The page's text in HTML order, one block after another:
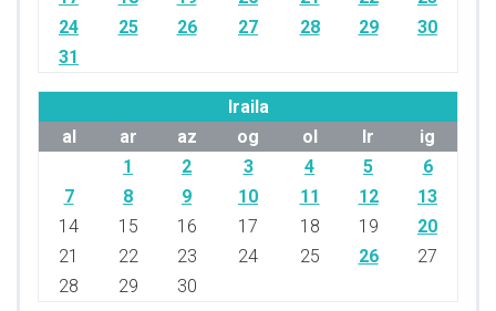
24
25 26 27 28 29
30
31
Iraila
al
ar az og ol lr
ig
1
2 3 4 5
6
7
8 9 10 11 12
13
14
15 16 17 18 19
20
21
22 23 24 25 26
27
28
29 30